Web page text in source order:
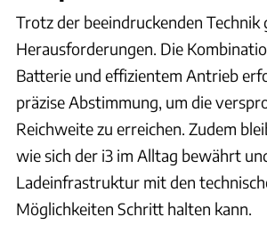
Trotz der beeindruckenden Technik
Herausforderungen. Die
Batterie und effizientem Antrieb
präzise Abstimmung, um die
Reichweite zu erreichen. Zudem
wie sich der i3 im Alltag bewährt
Ladeinfrastruktur mit den
Möglichkeiten Schritt halten kann.